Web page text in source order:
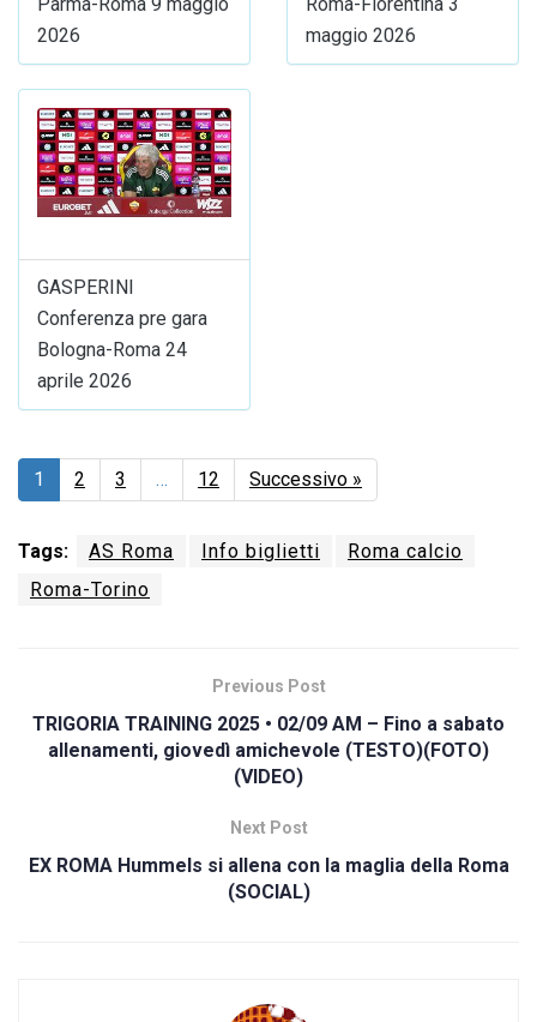
2026
maggio 2026
GASPERINI
Conferenza pre gara
Bologna-Roma 24
aprile 2026
1 2 3 … 12 Successivo »
Tags: AS Roma Info biglietti
Roma calcio
Roma-Torino
Previous Post
TRIGORIA TRAINING 2025 • 02/09 AM – Fino a sabato
allenamenti, giovedì amichevole (TESTO)(FOTO)
(VIDEO)
Next Post
EX ROMA Hummels si allena con la maglia della Roma
(SOCIAL)